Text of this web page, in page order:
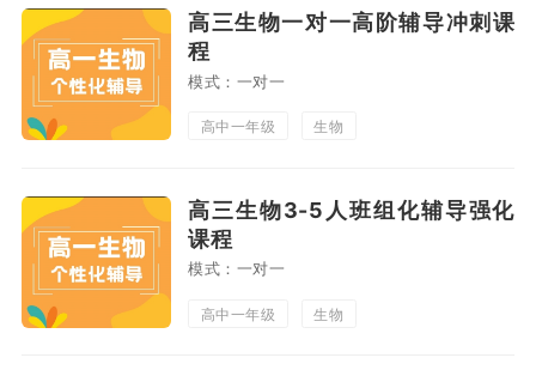
高三生物一对一高阶辅导冲刺课
程
模式：一对一
高中一年级 生物
高三生物3-5人班组化辅导强化
课程
模式：一对一
高中一年级 生物